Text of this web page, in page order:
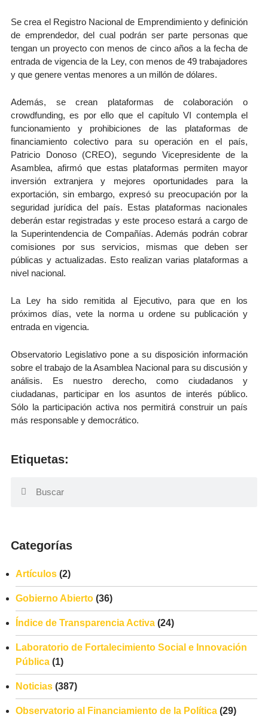
Se crea el Registro Nacional de Emprendimiento y definición
de emprendedor, del cual podrán ser parte personas que
tengan un proyecto con menos de cinco años a la fecha de
entrada de vigencia de la Ley, con menos de 49 trabajadores
y que genere ventas menores a un millón de dólares.
Además, se crean plataformas de colaboración o
crowdfunding, es por ello que el capítulo VI contempla el
funcionamiento y prohibiciones de las plataformas de
financiamiento colectivo para su operación en el país,
Patricio Donoso (CREO), segundo Vicepresidente de la
Asamblea, afirmó que estas plataformas permiten mayor
inversión extranjera y mejores oportunidades para la
exportación, sin embargo, expresó su preocupación por la
seguridad jurídica del país. Estas plataformas nacionales
deberán estar registradas y este proceso estará a cargo de
la Superintendencia de Compañías. Además podrán cobrar
comisiones por sus servicios, mismas que deben ser
públicas y actualizadas. Esto realizan varias plataformas a
nivel nacional.
La Ley ha sido remitida al Ejecutivo, para que en los
próximos días, vete la norma u ordene su publicación y
entrada en vigencia.
Observatorio Legislativo pone a su disposición información
sobre el trabajo de la Asamblea Nacional para su discusión y
análisis. Es nuestro derecho, como ciudadanos y
ciudadanas, participar en los asuntos de interés público.
Sólo la participación activa nos permitirá construir un país
más responsable y democrático.
Etiquetas:
Categorías
Artículos (2)
Gobierno Abierto (36)
Índice de Transparencia Activa (24)
Laboratorio de Fortalecimiento Social e Innovación
Pública (1)
Noticias (387)
Observatorio al Financiamiento de la Política (29)